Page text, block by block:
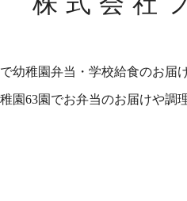
幼稚園弁当・学校給食のお届
園63園でお弁当のお届けや調